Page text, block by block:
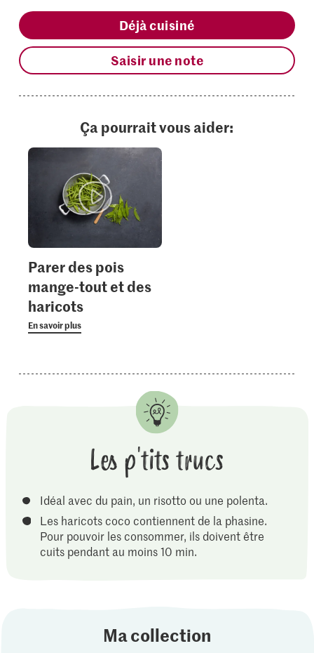
Déjà cuisiné
Saisir une note
Ça pourrait vous aider:
Parer des pois
mange-tout et des
haricots
En savoir plus
Les p'tits trucs
Idéal avec du pain, un risotto ou une polenta.
Les haricots coco contiennent de la phasine.
Pour pouvoir les consommer, ils doivent être
cuits pendant au moins 10 min.
Ma collection